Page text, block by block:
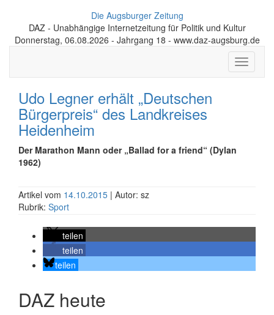
Die Augsburger Zeitung
DAZ - Unabhängige Internetzeitung für Politik und Kultur
Donnerstag, 06.08.2026 - Jahrgang 18 - www.daz-augsburg.de
Toggle
Udo Legner erhält „Deutschen
Bürgerpreis“ des Landkreises
Heidenheim
Der Marathon Mann oder „Ballad for a friend“ (Dylan
1962)
Artikel vom 14.10.2015 | Autor: sz
Rubrik: Sport
teilen
teilen
teilen
DAZ heute